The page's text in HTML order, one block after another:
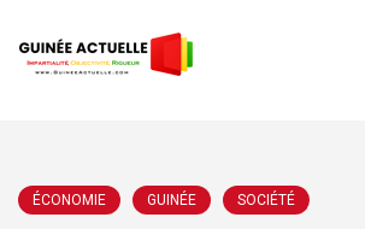
ÉCONOMIE GUINÉE SOCIÉTÉ